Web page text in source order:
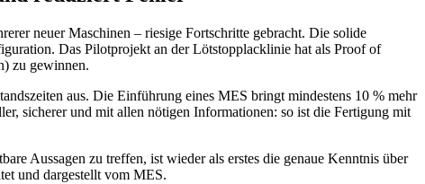
neuer Maschinen – riesige Fortschritte gebracht. Die solide
Das Pilotprojekt an der Lötstopplacklinie hat als Proof of
zu gewinnen.
aus. Die Einführung eines MES bringt mindestens 10 % mehr
sicherer und mit allen nötigen Informationen: so ist die Fertigung mit
Aussagen zu treffen, ist wieder als erstes die genaue Kenntnis über
und dargestellt vom MES.